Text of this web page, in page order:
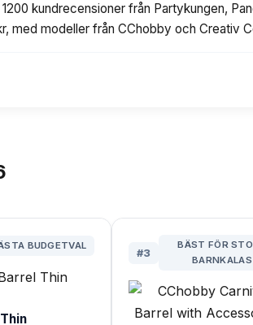
kundrecensioner från Partykungen,
med modeller från CChobby och Creativ
BUDGETVAL
#3
BÄST FÖR
BARNKALAS